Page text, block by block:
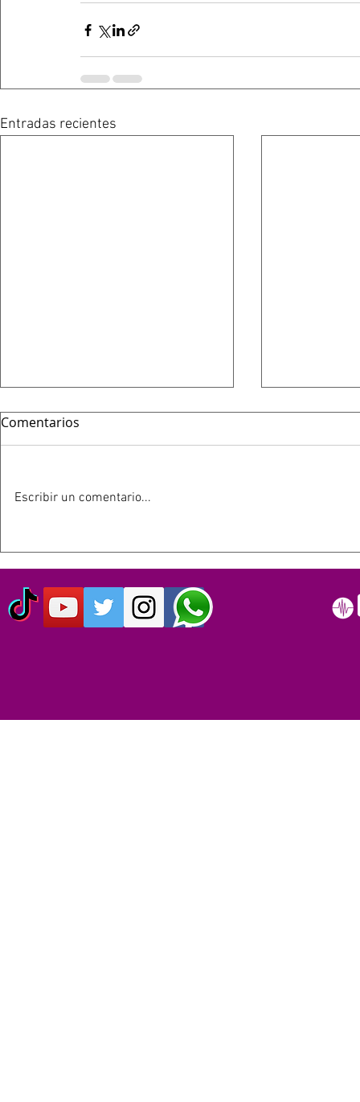
Entradas recientes
CUMPLEN 40 AÑOS DEL LIVE
AID: EL EVENTO QUE
ORIGINO EL DÍA MUNDIAL
DEL ROCK
SIMPSON
Comentarios
Escribir un comentario...